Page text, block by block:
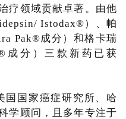
疗领域贡献卓著。由他
Istodax®）、帕
Pak®成分）和格卡瑞
成分）三款新药已获
国家癌症研究所、哈
学顾问，且多年专注于